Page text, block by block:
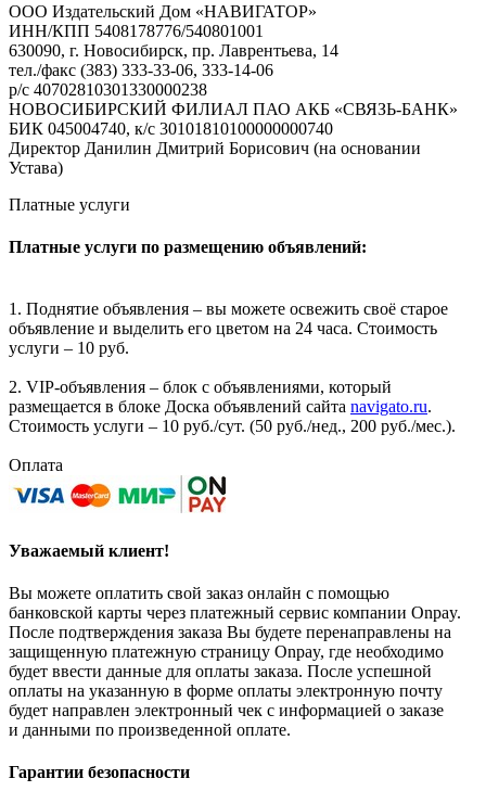
ООО Издательский Дом «НАВИГАТОР»
ИНН/КПП 5408178776/540801001
630090, г. Новосибирск, пр. Лаврентьева, 14
тел./факс (383) 333-33-06, 333-14-06
р/с 40702810301330000238
НОВОСИБИРСКИЙ ФИЛИАЛ ПАО АКБ «СВЯЗЬ-БАНК»
БИК 045004740, к/с 30101810100000000740
Директор Данилин Дмитрий Борисович (на основании
Устава)
Платные услуги
Платные услуги по размещению объявлений:
1. Поднятие объявления – вы можете освежить своё старое
объявление и выделить его цветом на 24 часа. Стоимость
услуги – 10 руб.
2. VIP-объявления – блок с объявлениями, который
размещается в блоке Доска объявлений сайта navigato.ru.
Стоимость услуги – 10 руб./сут. (50 руб./нед., 200 руб./мес.).
Оплата
Уважаемый клиент!
Вы можете оплатить свой заказ онлайн с помощью
банковской карты через платежный сервис компании Onpay.
После подтверждения заказа Вы будете перенаправлены на
защищенную платежную страницу Onpay, где необходимо
будет ввести данные для оплаты заказа. После успешной
оплаты на указанную в форме оплаты электронную почту
будет направлен электронный чек с информацией о заказе
и данными по произведенной оплате.
Гарантии безопасности